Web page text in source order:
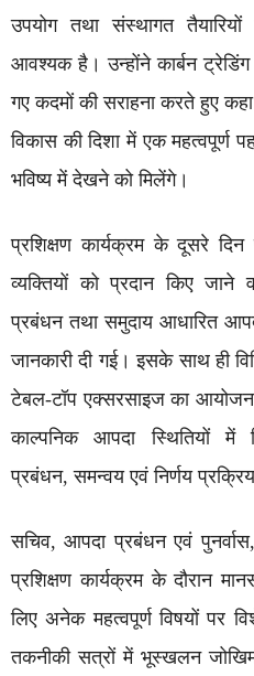
उपयोग तथा संस्थागत
आवश्यक है। उन्होंने कार्बन ट्रेडिंग
गए कदमों की सराहना करते हुए
विकास की दिशा में एक महत्वपूर्ण
भविष्य में देखने को मिलेंगे।
प्रशिक्षण कार्यक्रम के दूसरे दिन
व्यक्तियों को प्रदान किए जाने
प्रबंधन तथा समुदाय आधारित
जानकारी दी गई। इसके साथ ही
टेबल-टॉप एक्सरसाइज का आयोजन
काल्पनिक आपदा स्थितियों में
प्रबंधन, समन्वय एवं निर्णय
सचिव, आपदा प्रबंधन एवं
प्रशिक्षण कार्यक्रम के दौरान
लिए अनेक महत्वपूर्ण विषयों पर
तकनीकी सत्रों में भूस्खलन